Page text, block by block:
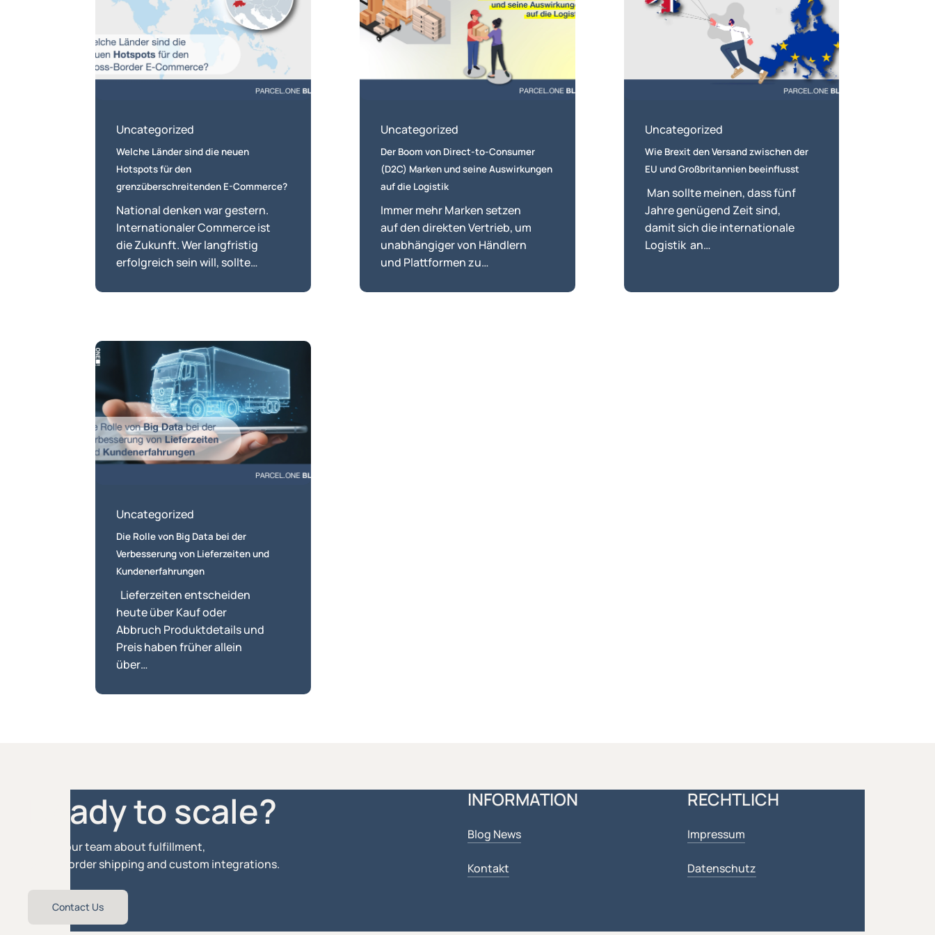
Hotspots
für
Commerce?
Uncategorized
Welche Länder sind die neuen
Hotspots für den
grenzüberschreitenden E-Commerce?
National denken war gestern.
Internationaler Commerce ist
die Zukunft. Wer langfristig
erfolgreich sein will, sollte…
Direct-
to-
Logistik
Uncategorized
Der Boom von Direct-to-Consumer
(D2C) Marken und seine Auswirkungen
auf die Logistik
Immer mehr Marken setzen
auf den direkten Vertrieb, um
unabhängiger von Händlern
und Plattformen zu…
Versand
Uncategorized
Wie Brexit den Versand zwischen der
EU und Großbritannien beeinflusst
Man sollte meinen, dass fünf
Jahre genügend Zeit sind,
damit sich die internationale
Logistik an…
Die
Rolle
von
Big
Data
bei
der
Kundenerfahrungen
Uncategorized
Die Rolle von Big Data bei der
Verbesserung von Lieferzeiten und
Kundenerfahrungen
Lieferzeiten entscheiden
heute über Kauf oder
Abbruch Produktdetails und
Preis haben früher allein
über…
Ready to scale?
Talk to our team about fulfillment,
cross-border shipping and custom integrations.
Contact Us
INFORMATION
Blog News
Kontakt
RECHTLICH
Impressum
Datenschutz